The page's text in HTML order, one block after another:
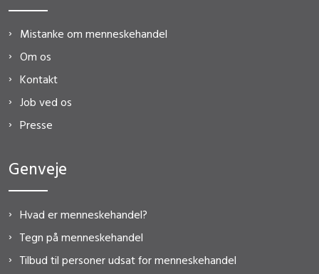
Mistanke om menneskehandel
Om os
Kontakt
Job ved os
Presse
Genveje
Hvad er menneskehandel?
Tegn på menneskehandel
Tilbud til personer udsat for menneskehandel